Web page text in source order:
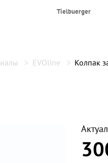
Tielbuerger
EVOline Колпак